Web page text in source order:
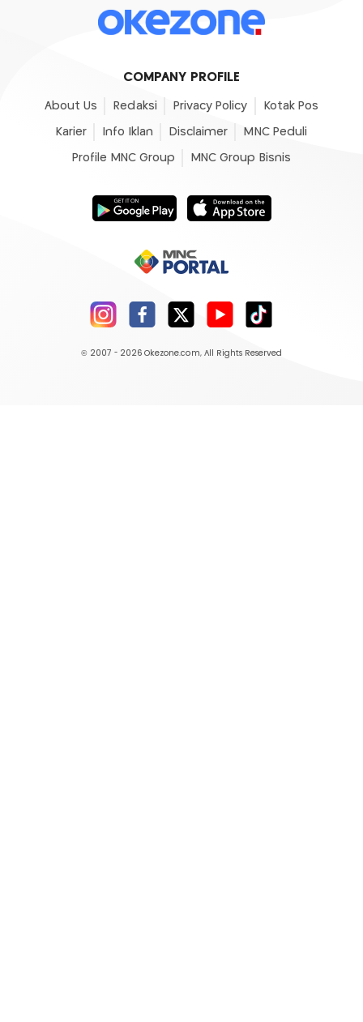
COMPANY PROFILE
About Us Redaksi Privacy Policy Kotak Pos
Karier Info Iklan Disclaimer MNC Peduli
Profile MNC Group MNC Group Bisnis
© 2007 - 2026 Okezone.com, All Rights Reserved